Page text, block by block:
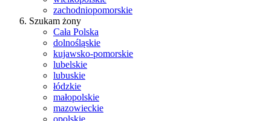
zachodniopomorskie
Szukam żony
Cała Polska
dolnośląskie
kujawsko-pomorskie
lubelskie
lubuskie
łódzkie
małopolskie
mazowieckie
opolskie